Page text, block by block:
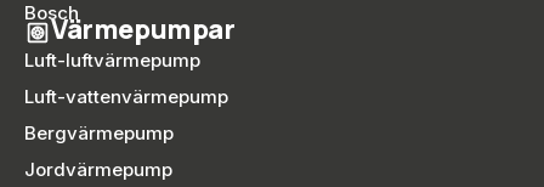
BoschVärmepumpar
Luft-luftvärmepump
Luft-vattenvärmepump
Bergvärmepump
Jordvärmepump